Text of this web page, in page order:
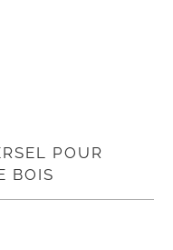
POUR
BOIS